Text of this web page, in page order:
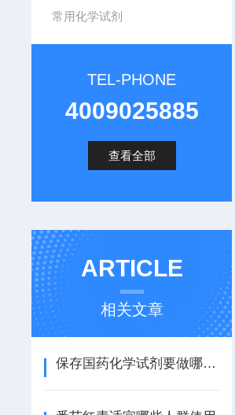
常用化学试剂
TEL-PHONE
4009025885
查看全部
ARTICLE
相关文章
保存国药化学试剂要做哪些工作